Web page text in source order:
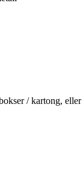
/ kartong,